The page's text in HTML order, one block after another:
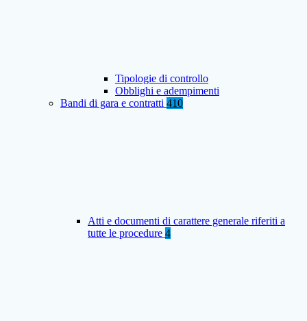
Tipologie di controllo
Obblighi e adempimenti
Bandi di gara e contratti 410
Atti e documenti di carattere generale riferiti a
tutte le procedure 4